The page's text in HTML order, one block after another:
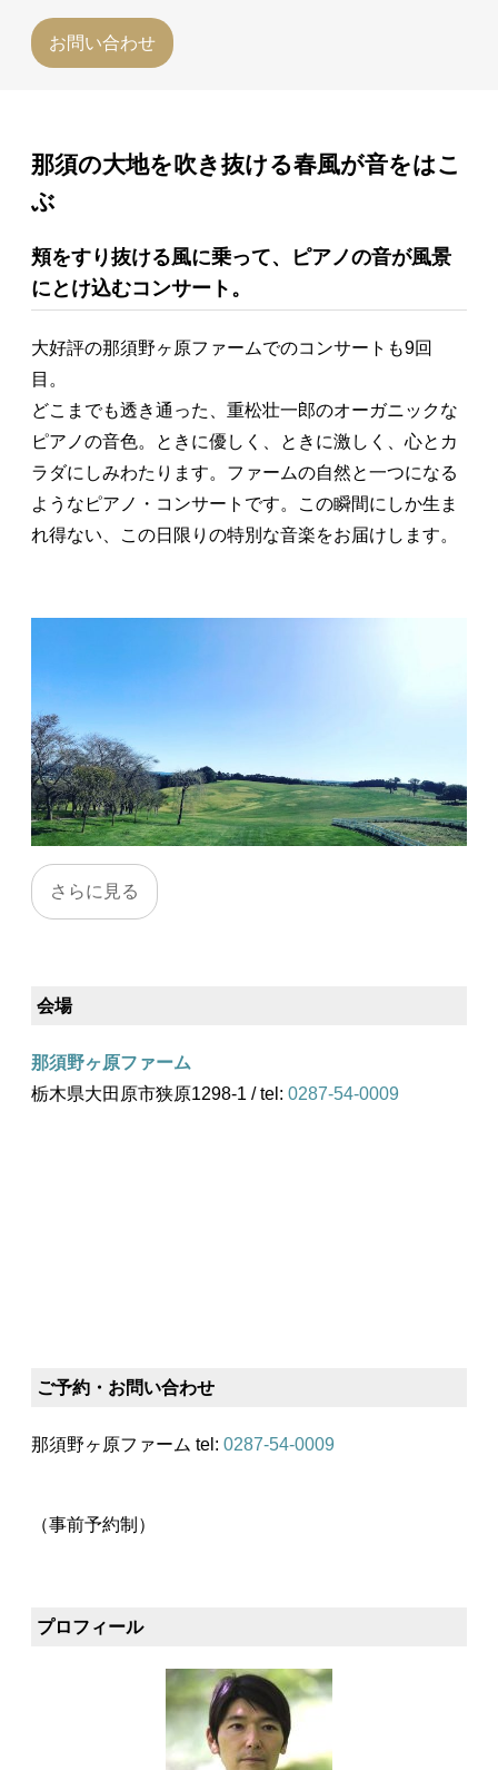
お問い合わせ
那須の大地を吹き抜ける春風が音をはこ
ぶ
頬をすり抜ける風に乗って、ピアノの音が風景
にとけ込むコンサート。
大好評の那須野ヶ原ファームでのコンサートも9回
目。
どこまでも透き通った、重松壮一郎のオーガニックな
ピアノの音色。ときに優しく、ときに激しく、心とカ
ラダにしみわたります。ファームの自然と一つになる
ようなピアノ・コンサートです。この瞬間にしか生ま
れ得ない、この日限りの特別な音楽をお届けします。
会場
那須野ヶ原ファーム
栃木県大田原市狭原1298-1 / tel: 0287-54-0009
ご予約・お問い合わせ
那須野ヶ原ファーム tel: 0287-54-0009
（事前予約制）
プロフィール